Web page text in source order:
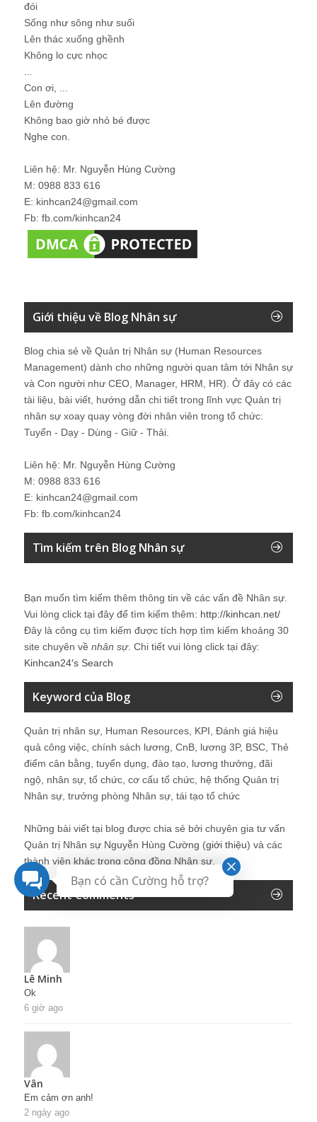
đói
Sống như sông như suối
Lên thác xuống ghềnh
Không lo cực nhọc
Con ơi, ...
Lên đường
Không bao giờ nhỏ bé được
Nghe con.
Liên hệ: Mr. Nguyễn Hùng Cường
M: 0988 833 616
E: kinhcan24@gmail.com
Fb: fb.com/kinhcan24
Giới thiệu về Blog Nhân sự
Blog chia sẻ về Quản trị Nhân sự (Human Resources
Management) dành cho những người quan tâm tới Nhân sự
và Con người như CEO, Manager, HRM, HR). Ở đây có các
tài liệu, bài viết, hướng dẫn chi tiết trong lĩnh vực Quản trị
nhân sự xoay quay vòng đời nhân viên trong tổ chức:
Tuyển - Dạy - Dùng - Giữ - Thải.
Liên hệ: Mr. Nguyễn Hùng Cường
M: 0988 833 616
E: kinhcan24@gmail.com
Fb: fb.com/kinhcan24
Tìm kiếm trên Blog Nhân sự
Bạn muốn tìm kiếm thêm thông tin về các vấn đề Nhân sự
Vui lòng click tại đây để tìm kiếm thêm: http://kinhcan.net/
Đây là công cụ tìm kiếm được tích hợp tìm kiếm khoảng 30
site chuyên về nhân sự. Chi tiết vui lòng click tại đây:
Kinhcan24′s Search
Keyword của Blog
Quản trị nhân sự, Human Resources, KPI, Đánh giá hiệu
quả công việc, chính sách lương, CnB, lương 3P, BSC, Thẻ
điểm cân bằng, tuyển dụng, đào tạo, lương thưởng, đãi
ngộ, nhân sự, tổ chức, cơ cấu tổ chức, hệ thống Quản trị
Nhân sự, trưởng phòng Nhân sự, tái tạo tổ chức
Những bài viết tại blog được chia sẻ bởi chuyên gia tư vấn
Quản trị Nhân sự Nguyễn Hùng Cường (giới thiệu) và các
thành viên khác trong cộng đồng Nhân sự.
Recent Comments
Lê Minh
Ok
6 giờ ago
Vân
Em cảm ơn anh!
2 ngày ago
Bạn có cần Cường hỗ trợ?